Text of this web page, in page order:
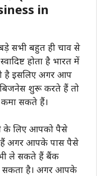
in
सभी बहुत ही चाव से
होता है भारत में
है इसलिए अगर आप
शुरू करते हैं तो
सकते हैं।
के लिए आपको पैसे
हैं अगर आपके पास पैसे
ले सकते हैं बैंक
सकता है। अगर आपके